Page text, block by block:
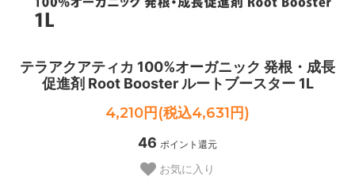
テラアクアティカ 100%オーガニック 発根・成長
促進剤 Root Booster ルートブースター 1L
4,210円(税込4,631円)
46 ポイント還元
お気に入り